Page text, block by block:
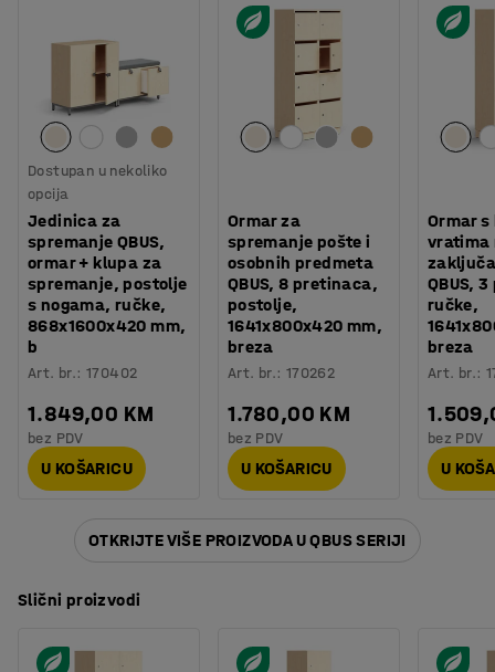
Dostupan u nekoliko
opcija
Jedinica za
spremanje QBUS,
ormar + klupa za
spremanje, postolje
s nogama, ručke,
868x1600x420 mm,
b
Art. br.:170402
1.849,00 KM
bez PDV
U KOŠARICU
Ormar za
spremanje pošte i
osobnih predmeta
QBUS, 8 pretinaca,
postolje,
1641x800x420 mm,
breza
Art. br.: 170262
1.780,00 KM
bez PDV
U KOŠARICU
Ormar
vratima
QBUS,
ručke,
breza
Art. br.:
bez PDV
U
OTKRIJTE VIŠE PROIZVODA U QBUS SERIJI
Slični proizvodi